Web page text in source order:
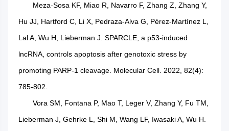
Meza-Sosa KF, Miao R, Navarro F, Zhang Z, Zhang Y,
Hu JJ, Hartford C, Li X, Pedraza-Alva G, Pérez-Martínez L,
Lal A, Wu H, Lieberman J. SPARCLE, a p53-induced
lncRNA, controls apoptosis after genotoxic stress by
promoting PARP-1 cleavage. Molecular Cell. 2022, 82(4):
785-802.
Vora SM, Fontana P, Mao T, Leger V, Zhang Y, Fu TM,
Lieberman J, Gehrke L, Shi M, Wang LF, Iwasaki A, Wu H.